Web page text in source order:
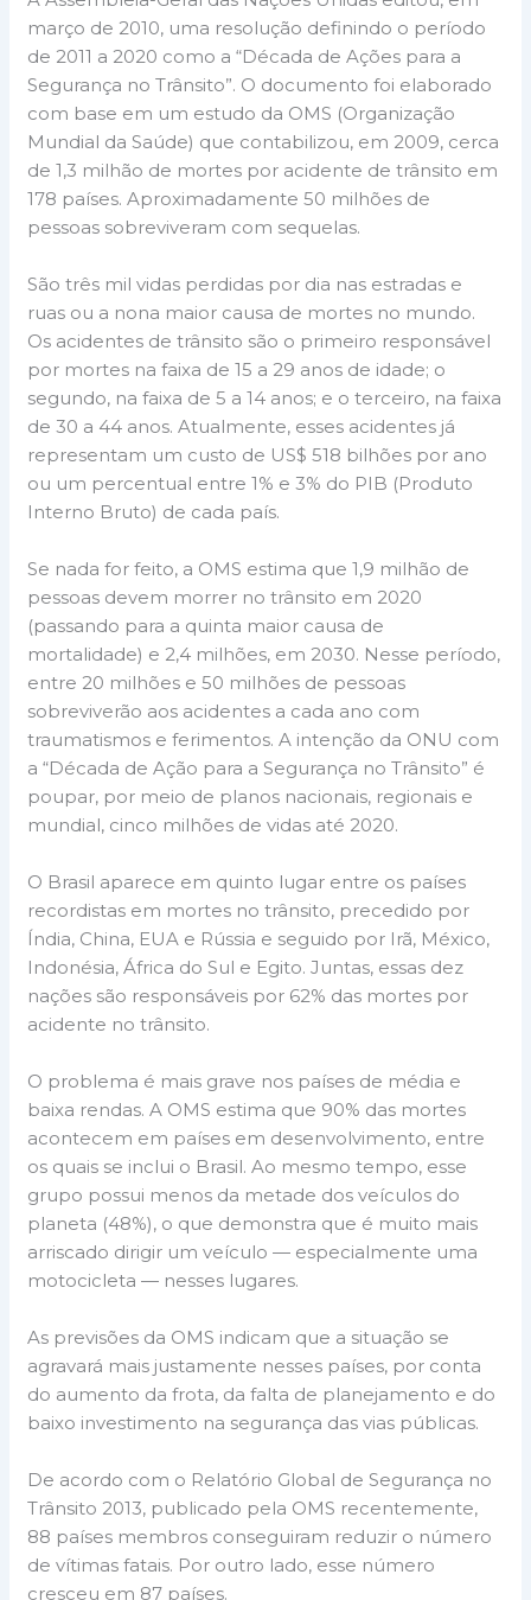
março de 2010, uma resolução definindo o período
de 2011 a 2020 como a “Década de Ações para a
Segurança no Trânsito”. O documento foi elaborado
com base em um estudo da OMS (Organização
Mundial da Saúde) que contabilizou, em 2009, cerca
de 1,3 milhão de mortes por acidente de trânsito em
178 países. Aproximadamente 50 milhões de
pessoas sobreviveram com sequelas.
São três mil vidas perdidas por dia nas estradas e
ruas ou a nona maior causa de mortes no mundo.
Os acidentes de trânsito são o primeiro responsável
por mortes na faixa de 15 a 29 anos de idade; o
segundo, na faixa de 5 a 14 anos; e o terceiro, na faixa
de 30 a 44 anos. Atualmente, esses acidentes já
representam um custo de US$ 518 bilhões por ano
ou um percentual entre 1% e 3% do PIB (Produto
Interno Bruto) de cada país.
Se nada for feito, a OMS estima que 1,9 milhão de
pessoas devem morrer no trânsito em 2020
(passando para a quinta maior causa de
mortalidade) e 2,4 milhões, em 2030. Nesse período,
entre 20 milhões e 50 milhões de pessoas
sobreviverão aos acidentes a cada ano com
traumatismos e ferimentos. A intenção da ONU com
a “Década de Ação para a Segurança no Trânsito” é
poupar, por meio de planos nacionais, regionais e
mundial, cinco milhões de vidas até 2020.
O Brasil aparece em quinto lugar entre os países
recordistas em mortes no trânsito, precedido por
Índia, China, EUA e Rússia e seguido por Irã, México,
Indonésia, África do Sul e Egito. Juntas, essas dez
nações são responsáveis por 62% das mortes por
acidente no trânsito.
O problema é mais grave nos países de média e
baixa rendas. A OMS estima que 90% das mortes
acontecem em países em desenvolvimento, entre
os quais se inclui o Brasil. Ao mesmo tempo, esse
grupo possui menos da metade dos veículos do
planeta (48%), o que demonstra que é muito mais
arriscado dirigir um veículo — especialmente uma
motocicleta — nesses lugares.
As previsões da OMS indicam que a situação se
agravará mais justamente nesses países, por conta
do aumento da frota, da falta de planejamento e do
baixo investimento na segurança das vias públicas.
De acordo com o Relatório Global de Segurança no
Trânsito 2013, publicado pela OMS recentemente,
88 países membros conseguiram reduzir o número
de vítimas fatais. Por outro lado, esse número
cresceu em 87 países.